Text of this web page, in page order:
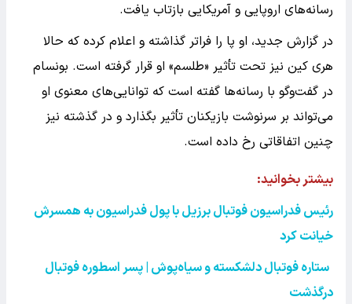
رسانه‌های اروپایی و آمریکایی بازتاب یافت.
در گزارش جدید، او پا را فراتر گذاشته و اعلام کرده که حالا
هری کین نیز تحت تأثیر «طلسم» او قرار گرفته است. بونسام
در گفت‌وگو با رسانه‌ها گفته است که توانایی‌های معنوی او
می‌تواند بر سرنوشت بازیکنان تأثیر بگذارد و در گذشته نیز
چنین اتفاقاتی رخ داده است.
بیشتر بخوانید:
رئیس فدراسیون فوتبال برزیل با پول فدراسیون به همسرش
خیانت کرد
ستاره فوتبال دلشکسته و سیاه‌پوش | پسر اسطوره فوتبال
درگذشت